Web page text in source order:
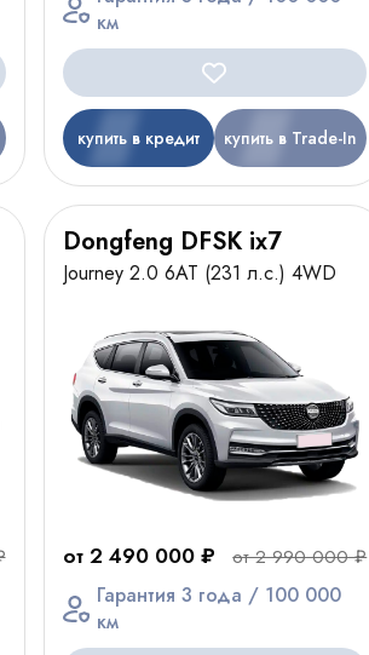
км
купить в кредит купить в Trade-In
Dongfeng DFSK ix7
Journey 2.0 6AT (231 л.с.) 4WD
от 2 490 000 ₽ от 2 990 000 ₽
Гарантия 3 года / 100 000
км